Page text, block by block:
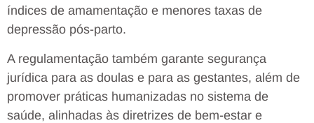
índices de amamentação e menores taxas de
depressão pós-parto.
A regulamentação também garante segurança
jurídica para as doulas e para as gestantes, além de
promover práticas humanizadas no sistema de
saúde, alinhadas às diretrizes de bem-estar e